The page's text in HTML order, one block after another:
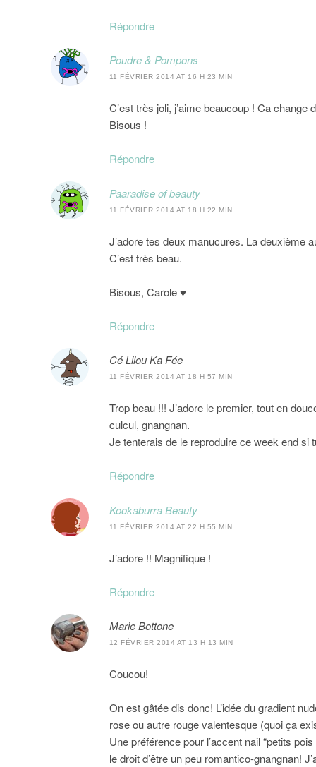
Répondre
Poudre & Pompons
11 FÉVRIER 2014 AT 16 H 23 MIN
C’est très joli, j’aime beaucoup ! Ca change
Bisous !
Répondre
Paaradise of beauty
11 FÉVRIER 2014 AT 18 H 22 MIN
J’adore tes deux manucures. La deuxième
C’est très beau.
Bisous, Carole ♥
Répondre
Cé Lilou Ka Fée
11 FÉVRIER 2014 AT 18 H 57 MIN
Trop beau !!! J’adore le premier, tout en
culcul, gnangnan.
Je tenterais de le reproduire ce week end si
Répondre
Kookaburra Beauty
11 FÉVRIER 2014 AT 22 H 55 MIN
J’adore !! Magnifique !
Répondre
Marie Bottone
12 FÉVRIER 2014 AT 13 H 13 MIN
Coucou!
On est gâtée dis donc! L’idée du gradient
rose ou autre rouge valentesque (quoi ça
Une préférence pour l’accent nail “petits
le droit d’être un peu romantico-gnangnan!